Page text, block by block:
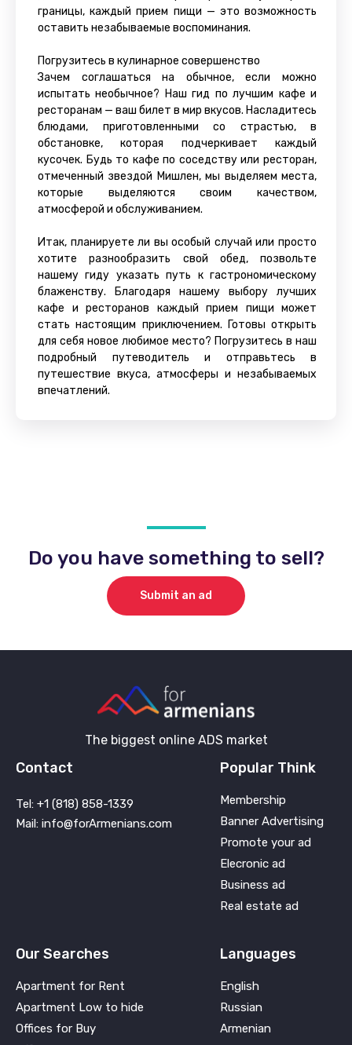
границы, каждый прием пищи — это возможность
оставить незабываемые воспоминания.
Погрузитесь в кулинарное совершенство
Зачем соглашаться на обычное, если можно
испытать необычное? Наш гид по лучшим кафе и
ресторанам — ваш билет в мир вкусов. Насладитесь
блюдами, приготовленными со страстью, в
обстановке, которая подчеркивает каждый
кусочек. Будь то кафе по соседству или ресторан,
отмеченный звездой Мишлен, мы выделяем места,
которые выделяются своим качеством,
атмосферой и обслуживанием.
Итак, планируете ли вы особый случай или просто
хотите разнообразить свой обед, позвольте
нашему гиду указать путь к гастрономическому
блаженству. Благодаря нашему выбору лучших
кафе и ресторанов каждый прием пищи может
стать настоящим приключением. Готовы открыть
для себя новое любимое место? Погрузитесь в наш
подробный путеводитель и отправьтесь в
путешествие вкуса, атмосферы и незабываемых
впечатлений.
Do you have something to sell?
Submit an ad
The biggest online ADS market
Contact
Tel: +1 (818) 858-1339
Mail: info@forArmenians.com
Popular Think
Membership
Banner Advertising
Promote your ad
Elecronic ad
Business ad
Real estate ad
Our Searches
Apartment for Rent
Apartment Low to hide
Offices for Buy
Languages
English
Russian
Armenian